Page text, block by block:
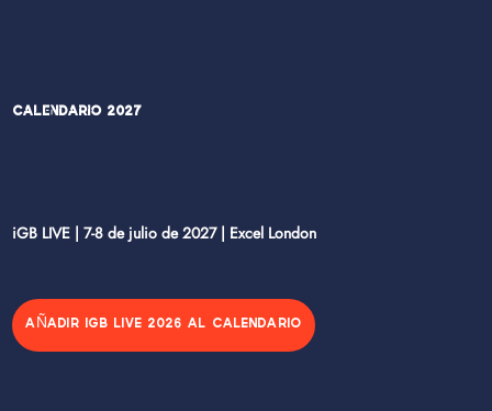
Calendario 2027
iGB LIVE | 7-8 de julio de 2027 | Excel London
AÑADIR IGB LIVE 2026 AL CALENDARIO